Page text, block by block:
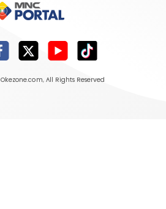
Okezone.com, All Rights Reserved